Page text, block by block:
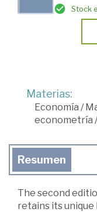
Stock
Materias:
Economía /
econometría
Resumen
The second
retains its